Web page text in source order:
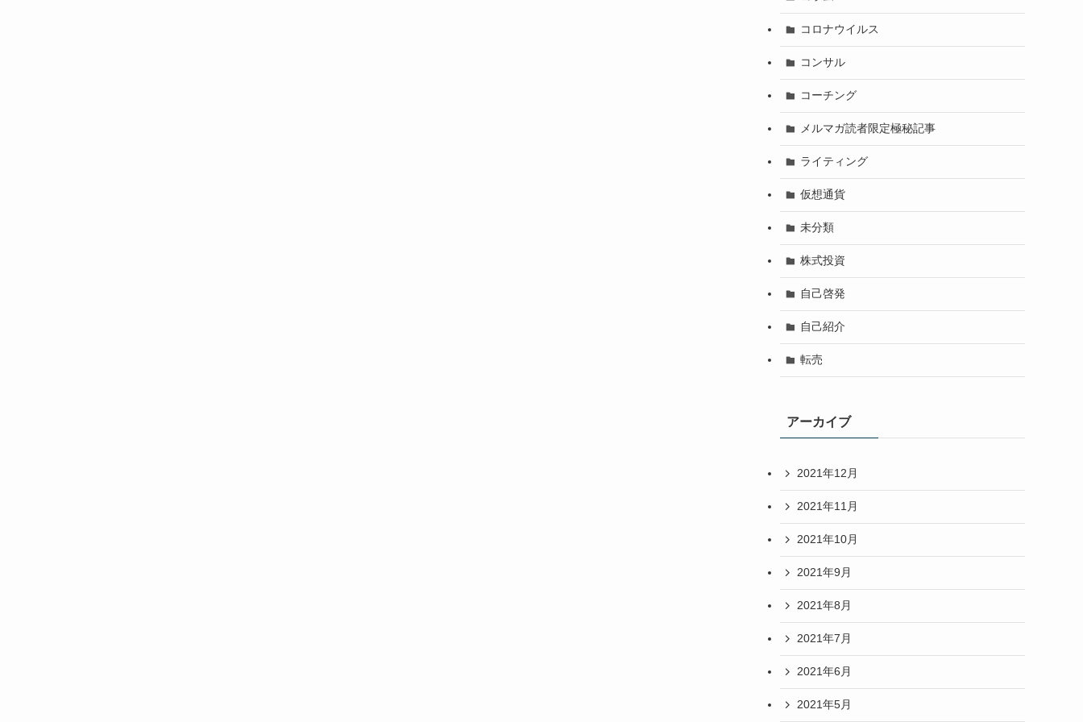
コロナウイルス
コンサル
コーチング
メルマガ読者限定極秘記事
ライティング
仮想通貨
未分類
株式投資
自己啓発
自己紹介
転売
アーカイブ
2021年12月
2021年11月
2021年10月
2021年9月
2021年8月
2021年7月
2021年6月
2021年5月